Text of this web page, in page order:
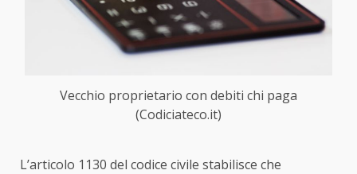
Vecchio proprietario con debiti chi paga
(Codiciateco.it)
L’articolo 1130 del codice civile stabilisce che